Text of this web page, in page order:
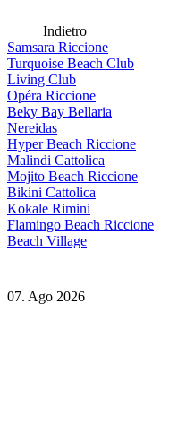
Indietro
Samsara Riccione
Turquoise Beach Club
Living Club
Opéra Riccione
Beky Bay Bellaria
Nereidas
Hyper Beach Riccione
Malindi Cattolica
Mojito Beach Riccione
Bikini Cattolica
Kokale Rimini
Flamingo Beach Riccione
Beach Village
07. Ago 2026